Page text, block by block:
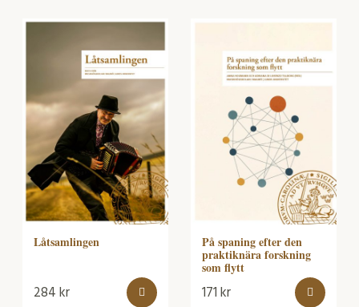
Låtsamlingen
284kr
På spaning efter den
praktiknära forskning
som flytt
171kr